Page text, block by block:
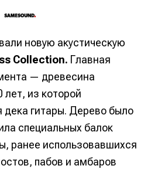
новую акустическую
Collection. Главная
— древесина
из которой
дека гитары. Дерево было
специальных балок
ранее использовавшихся
пабов и амбаров